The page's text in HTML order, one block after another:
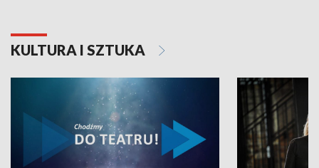
KULTURA I SZTUKA